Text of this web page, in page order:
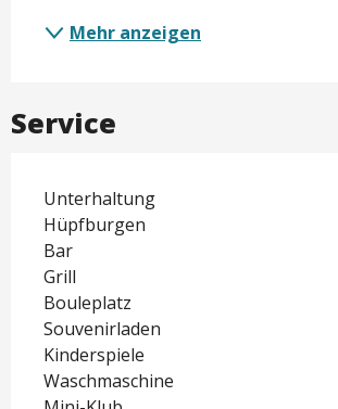
Mehr anzeigen
Service
Unterhaltung
Hüpfburgen
Bar
Grill
Bouleplatz
Souvenirladen
Kinderspiele
Waschmaschine